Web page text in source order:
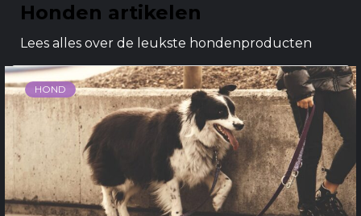
Honden artikelen
Lees alles over de leukste hondenproducten
HOND